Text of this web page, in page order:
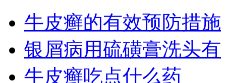
牛皮癣的有效预防措施
银屑病用硫磺膏洗头有
牛皮癣吃点什么药